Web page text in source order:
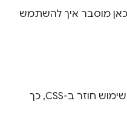
כאן מוסבר איך להשתמש
מאפיינים בהתאמה אישית, או משתני CSS, מאפשרים לארגן ערכים ולעשות בהם שימוש חוזר ב-CSS, כך